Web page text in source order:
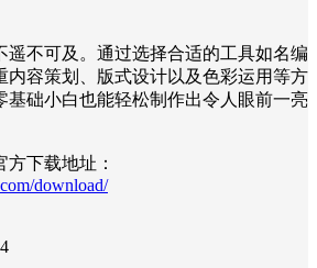
遥不可及。通过选择合适的工具如名编
内容策划、版式设计以及色彩运用等方
基础小白也能轻松制作出令人眼前一亮
下载地址：
download/